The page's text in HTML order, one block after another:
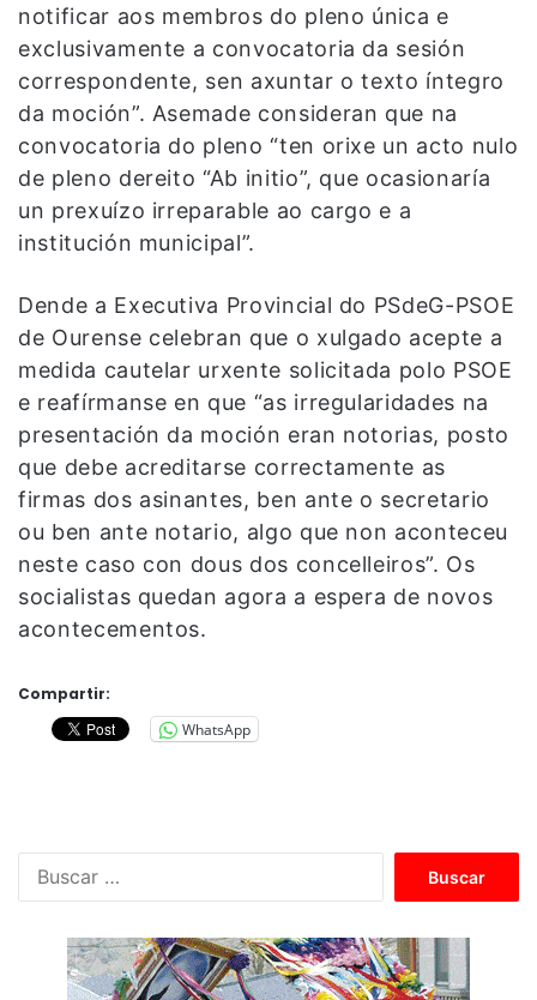
notificar aos membros do pleno única e
exclusivamente a convocatoria da sesión
correspondente, sen axuntar o texto íntegro
da moción”. Asemade consideran que na
convocatoria do pleno “ten orixe un acto nulo
de pleno dereito “Ab initio”, que ocasionaría
un prexuízo irreparable ao cargo e a
institución municipal”.
Dende a Executiva Provincial do PSdeG-PSOE
de Ourense celebran que o xulgado acepte a
medida cautelar urxente solicitada polo PSOE
e reafírmanse en que “as irregularidades na
presentación da moción eran notorias, posto
que debe acreditarse correctamente as
firmas dos asinantes, ben ante o secretario
ou ben ante notario, algo que non aconteceu
neste caso con dous dos concelleiros”. Os
socialistas quedan agora a espera de novos
acontecementos.
Compartir:
WhatsApp
c
a
r